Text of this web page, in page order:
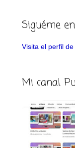
Siguéme
Visita el perfil
Mi canal.